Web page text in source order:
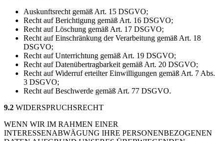
Auskunftsrecht gemäß Art. 15 DSGVO;
Recht auf Berichtigung gemäß Art. 16 DSGVO;
Recht auf Löschung gemäß Art. 17 DSGVO;
Recht auf Einschränkung der Verarbeitung gemäß Art. 18
DSGVO;
Recht auf Unterrichtung gemäß Art. 19 DSGVO;
Recht auf Datenübertragbarkeit gemäß Art. 20 DSGVO;
Recht auf Widerruf erteilter Einwilligungen gemäß Art. 7 Abs.
3 DSGVO;
Recht auf Beschwerde gemäß Art. 77 DSGVO.
9.2 WIDERSPRUCHSRECHT
WENN WIR IM RAHMEN EINER
INTERESSENABWÄGUNG IHRE PERSONENBEZOGENEN